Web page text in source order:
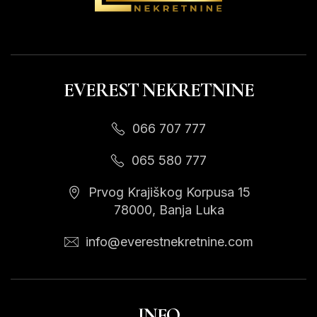
EVEREST NEKRETNINE
066 707 777
065 580 777
Prvog Krajiškog Korpusa 15
78000, Banja Luka
info@everestnekretnine.com